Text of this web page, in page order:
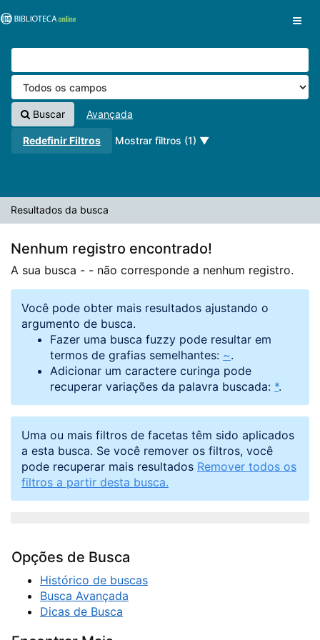
VuFind
Buscar Avançada
Redefinir Filtros Mostrar filtros (1)
Resultados da busca
Nenhum registro encontrado!
A sua busca - - não corresponde a nenhum registro.
Você pode obter mais resultados ajustando o
argumento de busca.
Fazer uma busca fuzzy pode resultar em
termos de grafias semelhantes: ~.
Adicionar um caractere curinga pode
recuperar variações da palavra buscada: *.
Uma ou mais filtros de facetas têm sido aplicados
a esta busca. Se você remover os filtros, você
pode recuperar mais resultados Remover todos os
filtros a partir desta busca.
Opções de Busca
Histórico de buscas
Busca Avançada
Dicas de Busca